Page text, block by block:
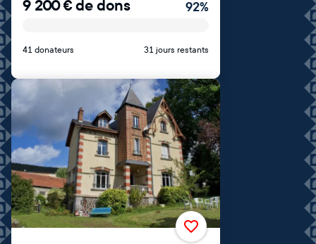
9 200€de dons 92%
41 donateurs 31 jours restants